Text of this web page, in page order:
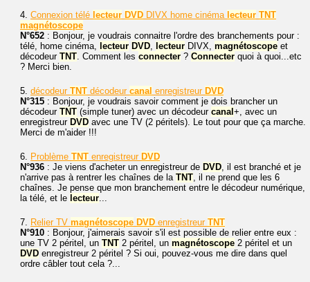
4. Connexion télé lecteur DVD DIVX home cinéma lecteur TNT
magnétoscope
N°652 : Bonjour, je voudrais connaitre l'ordre des branchements pour :
télé, home cinéma, lecteur DVD, lecteur DIVX, magnétoscope et
décodeur TNT. Comment les connecter ? Connecter quoi à quoi...etc
? Merci bien.
5. décodeur TNT décodeur canal enregistreur DVD
N°315 : Bonjour, je voudrais savoir comment je dois brancher un
décodeur TNT (simple tuner) avec un décodeur canal +, avec un
enregistreur DVD avec une TV (2 péritels). Le tout pour que ça marche.
Merci de m'aider !!!
6. Problème TNT enregistreur DVD
N°936 : Je viens d'acheter un enregistreur de DVD, il est branché et je
n'arrive pas à rentrer les chaînes de la TNT, il ne prend que les 6
chaînes. Je pense que mon branchement entre le décodeur numérique,
la télé, et le lecteur...
7. Relier TV magnétoscope DVD enregistreur TNT
N°910 : Bonjour, j'aimerais savoir s'il est possible de relier entre eux :
une TV 2 péritel, un TNT 2 péritel, un magnétoscope 2 péritel et un
DVD enregistreur 2 péritel ? Si oui, pouvez-vous me dire dans quel
ordre câbler tout cela ?...